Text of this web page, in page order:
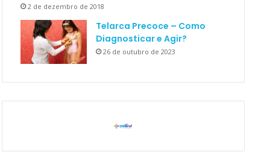
2 de dezembro de 2018
Telarca Precoce – Como
Diagnosticar e Agir?
26 de outubro de 2023